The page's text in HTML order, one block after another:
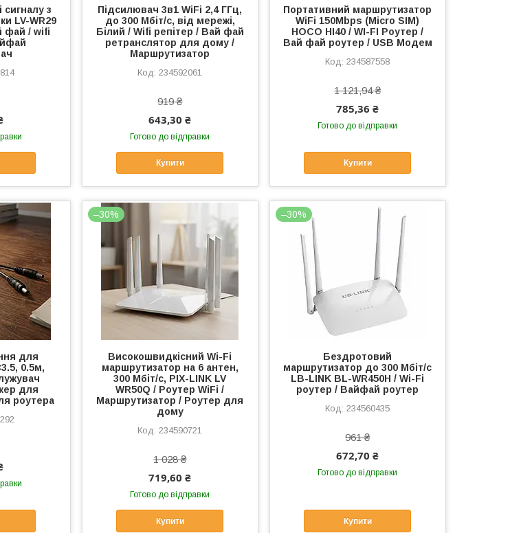
з
LV-WR29
фай / wifi
Підсилювач 3в1 WiFi 2,4 ГГц,
до 300 Мбіт/с, від мережі,
Білий / Wifi репітер / Вай фай
ретранслятор для дому /
Маршрутизатор
234592061
919 ₴
643,30 ₴
Готово до відправки
Купити
Портативний маршрутизатор
WiFi 150Mbps (Micro SIM)
HOCO HI40 / WI-FI Роутер /
Вай фай роутер / USB Модем
234587558
1 121,94 ₴
785,36 ₴
Готово до відправки
Купити
для
0.5м,
для
роутера
–30%
Високошвидкісний Wi-Fi
маршрутизатор на 6 антен,
300 Мбіт/с, PIX-LINK LV
WR50Q / Роутер WiFi /
Маршрутизатор / Роутер для
дому
234590721
1 028 ₴
719,60 ₴
Готово до відправки
Купити
–30%
Бездротовий
маршрутизатор до 300 Мбіт/с
LB-LINK BL-WR450H / Wi-Fi
роутер / Вайфай роутер
234560435
961 ₴
672,70 ₴
Готово до відправки
Купити